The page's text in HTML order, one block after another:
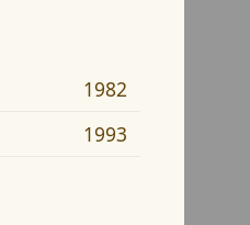
1982
1993